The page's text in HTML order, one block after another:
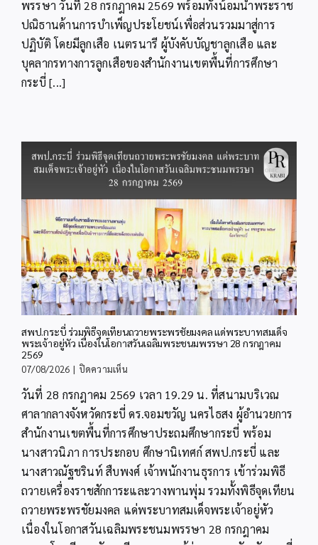
โอกาส
มหา
มงคล
เฉลิม
พรรษา วันที่ 28 กรกฎาคม 2569 พร้อมทั้งน้อมนำพระราช
ปณิธานด้านการบำเพ็ญประโยชน์เพื่อส่วนรวมมาสู่การ
ปฏิบัติ โดยมีลูกเสือ เนตรนารี ผู้บังคับบัญชาลูกเสือ และ
บุคลากรทางการลูกเสือของสำนักงานเขตพื้นที่การศึกษา
กระบี่ [...]
สพป.กระบี่ ร่วมพิธีจุดเทียนถวายพระพรชัยมงคล แด่พระบาทสมเด็จ
พระเจ้าอยู่หัว เนื่องในโอกาสวันเฉลิมพระชนมพรรษา 28 กรกฎาคม
2569
07/08/2026 | ปิดความเห็นบน
ร่วม
พิธี
จุด
เทียน
ถวาย
พระพร
ชัยมงคล
แด่
พระบาท
สมเด็จ
พระเจ้าอยู่หัว
วันที่ 28 กรกฎาคม 2569 เวลา 19.29 น. ที่สนามบริเวณ
ศาลากลางจังหวัดกระบี่ ดร.จอมขวัญ นครไธสง ผู้อำนวยการ
สำนักงานเขตพื้นที่การศึกษาประถมศึกษากระบี่ พร้อม
นางสาวนิภา การประกอบ ศึกษานิเทศก์ สพป.กระบี่ และ
นางสาวณัฐชรินท์ สืบพงศ์ เจ้าพนักงานธุรการ เข้าร่วมพิธี
ถวายเครื่องราชสักการะและวางพานพุ่ม รวมทั้งพิธีจุดเทียน
ถวายพระพรชัยมงคล แด่พระบาทสมเด็จพระเจ้าอยู่หัว
เนื่องในโอกาสวันเฉลิมพระชนมพรรษา 28 กรกฎาคม